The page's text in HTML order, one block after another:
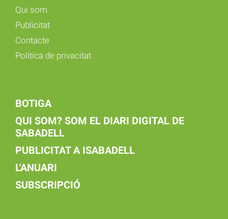
Qui som
Publicitat
Contacte
Política de privacitat
BOTIGA
QUI SOM? SOM EL DIARI DIGITAL DE
SABADELL
PUBLICITAT A ISABADELL
L'ANUARI
SUBSCRIPCIÓ